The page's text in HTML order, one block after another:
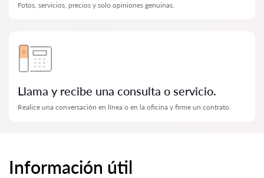
Fotos, servicios, precios y solo opiniones genuinas.
Llama y recibe una consulta o servicio.
Realice una conversación en línea o en la oficina y firme un contrato.
Información útil